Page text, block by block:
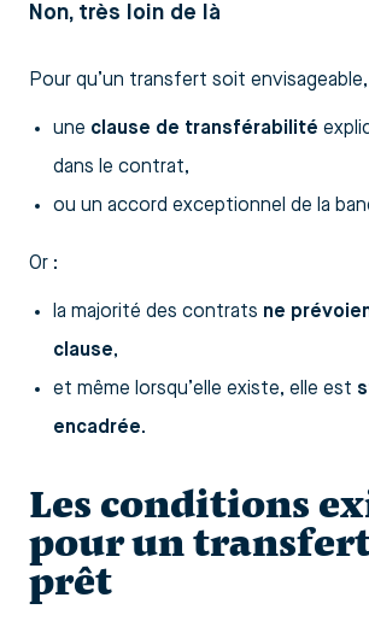
Non, très loin de là
Pour qu’un transfert soit
une clause de transférabilité
dans le contrat,
ou un accord exceptionnel de la
Or :
la majorité des contrats ne
clause,
et même lorsqu’elle existe, elle est
encadrée.
Les conditions
pour un
prêt